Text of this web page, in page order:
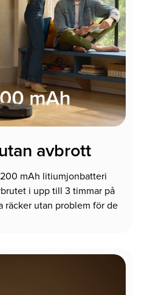
avbrott
mAh litiumjonbatteri
i upp till 3 timmar på
räcker utan problem för de